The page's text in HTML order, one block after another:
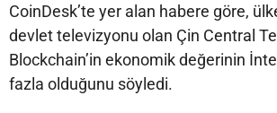
CoinDesk’te yer alan habere göre,
devlet televizyonu olan Çin Central
Blockchain’in ekonomik değerinin
fazla olduğunu söyledi.